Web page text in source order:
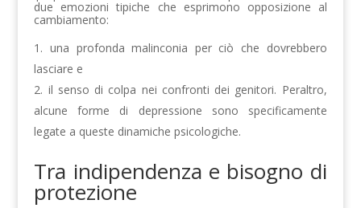
due emozioni tipiche che esprimono opposizione al
cambiamento:
una profonda malinconia per ciò che dovrebbero
lasciare e
il senso di colpa nei confronti dei genitori. Peraltro,
alcune forme di depressione sono specificamente
legate a queste dinamiche psicologiche.
Tra indipendenza e bisogno di
protezione